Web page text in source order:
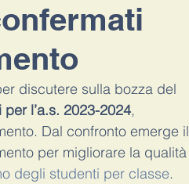
Scuola Quota100
discutere sulla bozza del
l’a.s. 2023-2024,
Dal confronto emerge il
per migliorare la qualità
degli studenti per classe.